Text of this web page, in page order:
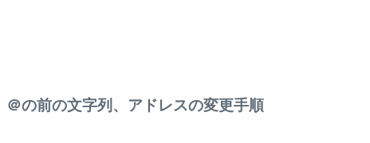
＠の前の文字列、アドレスの変更手順